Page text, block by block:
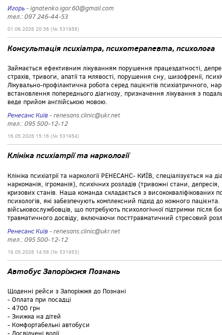
Игорь- ignatenko.igor.60@gmail.com
тел.: 097 246-44-53
01.06.2026 20:36 (№ 531958)
Консультація психіатра, психотерапевта, психолога
Займається ефективним лікуванням порушення працездатності,
страхів, тривоги, апатії та млявості, порушення сну, шизофренії,
Лікувально-профілактична робота серед пацієнтів психіатричного,
встановлення попереднього діагнозу, призначення лікування з
веде прийом англійською мовою.
Ренесанс Київ- renesans.clinic@ukr.net
тел.: 095 500-12-12
16.05.2026 15:16 (№ 531954)
Клініка психіатрії та наркології
Клініка психіатрії та наркології РЕНЕСАНС- КИЇВ, спеціалізується на
наркоманія, ігроманія), психічних розладів (тривожні стани,
кризових станів. Наша команда складається з висококваліфікованих
психологів, які забезпечують комплексний підхід до кожного
військовослужбовців, що потребують психологічної підтримки після
травматичного досвіду, включаючи посттравматичний стресовий
Ренесанс Київ- renesans.clinic@ukr.net
тел.: 095 500-12-12
16.05.2026 14:58 (№ 531953)
Автобус Запоріжжя Познань
Щоденні рейси з Запоріжжя до Познані
- Оплата при посадці
- 4700 грн
- Знижка на дітей
- Комфортабельні автобуси
- Досвідчені водії